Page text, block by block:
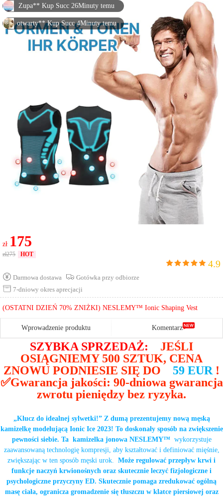
otwarty** Kup Succ 4Minuty temu
otwarty** Kup Succ 23Minuty temu
Cen** Kup Succ 8Minuty temu
Xiao** Kup Succ 30Minuty temu
Cen** Kup Succ 28Minuty temu
Zupa** Kup Succ 21Minuty temu
Xiao** Kup Succ 22Minuty temu
śliwka** Kup Succ 1Minuty temu
Las** Kup Succ 18Minuty temu
Wysoki** Kup Succ 7Minuty temu
Wu** Kup Succ 27Minuty temu
Las** Kup Succ 27Minuty temu
Cen** Kup Succ 20Minuty temu
Liu** Kup Succ 18Minuty temu
Zupa** Kup Succ 26Minuty temu
zł 175
zł275 HOT
4.9
Darmowa dostawa
Gotówka przy odbiorze
7-dniowy okres aprecjacji
(OSTATNI DZIEŃ 70% ZNIŻKI) NESLEMY™ Ionic Shaping Vest
Wprowadzenie produktu Komentarz
SZYBKA SPRZEDAŻ: JEŚLI
OSIĄGNIEMY 500 SZTUK, CENA
ZNOWU PODNIESIE SIĘ DO 59 EUR !
✅Gwarancja jakości: 90-dniowa gwarancja
zwrotu pieniędzy bez ryzyka.
„Klucz do idealnej sylwetki!” Z dumą prezentujemy nową męską
kamizelkę modelującą Ionic Ice 2023! To doskonały sposób na zwiększenie
pewności siebie. Ta kamizelka jonowa NESLEMY™ wykorzystuje
zaawansowaną technologię kompresji, aby kształtować i definiować mięśnie,
zwiększając w ten sposób męski urok. Może regulować przepływ krwi i
funkcje naczyń krwionośnych oraz skutecznie leczyć fizjologiczne i
psychologiczne przyczyny ED. Skutecznie pomaga zredukować ogólną
masę ciała, ogranicza gromadzenie się tłuszczu w klatce piersiowej oraz